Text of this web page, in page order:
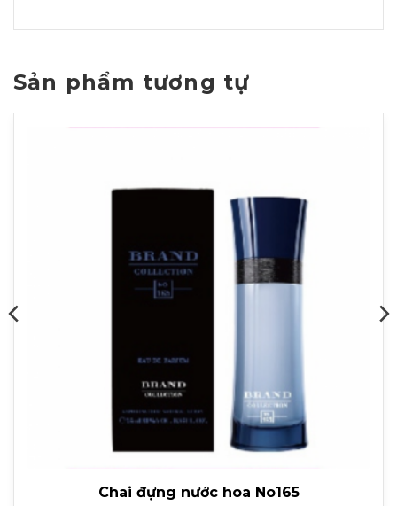
Sản phẩm tương tự
Chai đựng nước hoa No165